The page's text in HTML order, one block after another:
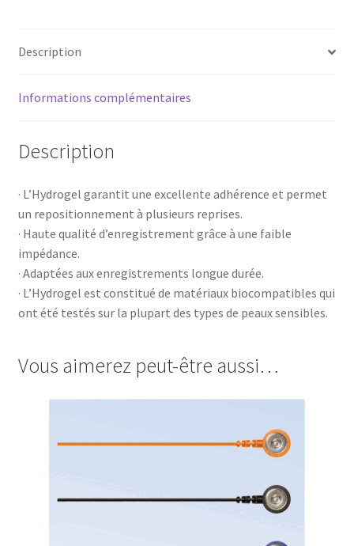
Description
Informations complémentaires
Description
· L’Hydrogel garantit une excellente adhérence et permet
un repositionnement à plusieurs reprises.
· Haute qualité d’enregistrement grâce à une faible
impédance.
· Adaptées aux enregistrements longue durée.
· L’Hydrogel est constitué de matériaux biocompatibles qui
ont été testés sur la plupart des types de peaux sensibles.
Vous aimerez peut-être aussi…